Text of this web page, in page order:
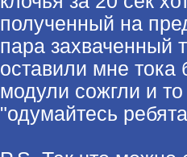
полученный на
пара захваченный
оставили мне тока
модули сожгли и
"одумайтесь